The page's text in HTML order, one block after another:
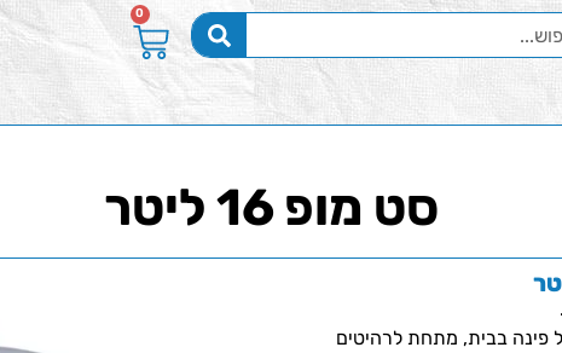
0
סט מופ 16 ליטר
360 מעלות מגיע לכל פינה בבית, מתחת לרהיטים